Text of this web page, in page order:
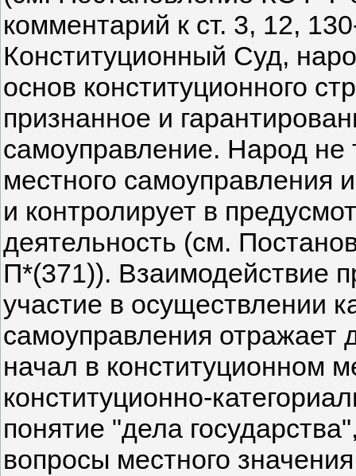
комментарий к ст. 3, 12,
Конституционный Суд,
основ конституционного
признанное и
самоуправление. Народ не
местного самоуправления
и контролирует в
деятельность (см.
П*(371)). Взаимодействие
участие в осуществлении
самоуправления отражает
начал в конституционном
конституционно-
понятие "дела
вопросы местного